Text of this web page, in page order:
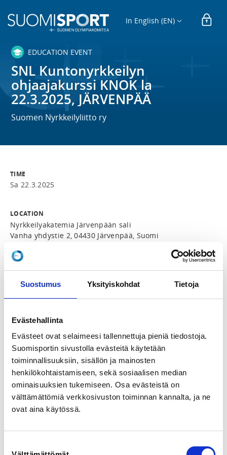
Suostumus Yksityiskohdat Tietoja
Evästehallinta
Evästeet ovat selaimeesi tallennettuja pieniä tiedostoja.
Suomisportin sivustolla evästeitä käytetään
toiminnallisuuksiin, sisällön ja mainosten
henkilökohtaistamiseen, sekä sosiaalisen median
ominaisuuksien tukemiseen. Osa evästeistä on
välttämättömiä verkkosivuston toiminnan kannalta, ja ne
ovat aina käytössä.
In English (EN)
EDUCATION EVENT
SNL Kuntonyrkkeilyn
ohjaajakurssi KNOK la
22.3.2025, JÄRVENPÄÄ
Suomen Nyrkkeilyliitto ry
TIME
Sa 22.3.2025
LOCATION
Nyrkkeilyakatemia Järvenpään sali
Vanha yhdystie 2, 04430 Järvenpää, Suomi
Järvenpää
Nyrkkeily
REGISTRATION PERIOD
Tu 21.1.2025 at 13:00 - Fr 14.3.2025 at 12:00
PRICE
Hinta 120,00 € - Hinta sisältää kurssin, ei majoitusta
ADDITIONAL INFORMATION